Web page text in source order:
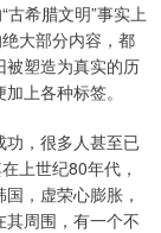
古希腊文明”事实上
大部分内容，都
被塑造为真实的历
上各种标签。
，很多人甚至已
上世纪80年代，
，虚荣心膨胀，
周围，有一个不